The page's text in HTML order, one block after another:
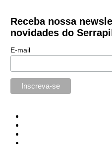
Receba nossa
novidades do
E-mail